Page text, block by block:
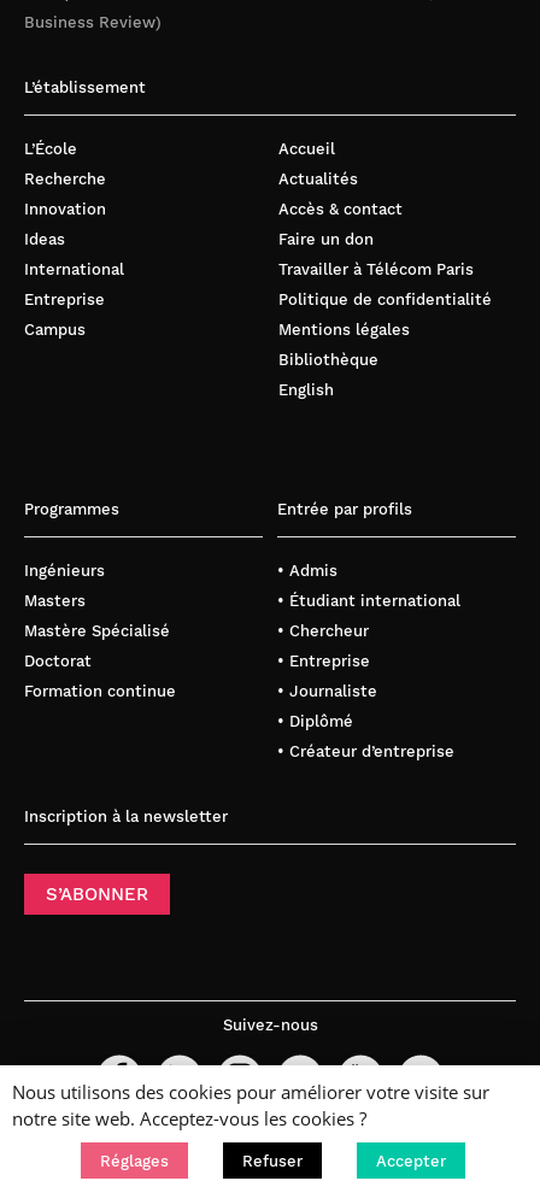
Business Review)
L’établissement
L’École
Recherche
Innovation
Ideas
International
Entreprise
Campus
Accueil
Actualités
Accès & contact
Faire un don
Travailler à Télécom Paris
Politique de confidentialité
Mentions légales
Bibliothèque
English
Programmes
Ingénieurs
Masters
Mastère Spécialisé
Doctorat
Formation continue
Entrée par profils
• Admis
• Étudiant international
• Chercheur
• Entreprise
• Journaliste
• Diplômé
• Créateur d’entreprise
Inscription à la newsletter
S’ABONNER
Suivez-nous
Nous utilisons des cookies pour améliorer votre visite sur
notre site web. Acceptez-vous les cookies ?
Réglages Refuser Accepter